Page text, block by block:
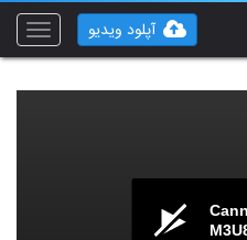
Toggle
آپلود ویدیو